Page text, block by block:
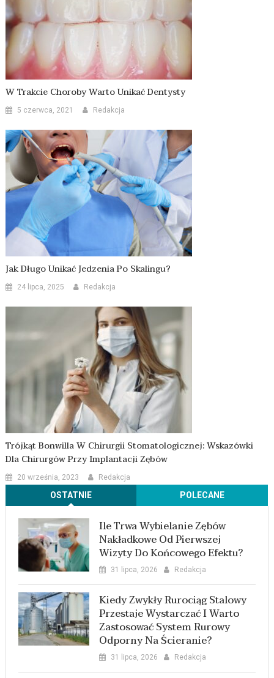
W Trakcie Choroby Warto Unikać Dentysty
5 czerwca, 2021 Redakcja
Jak Długo Unikać Jedzenia Po Skalingu?
24 lipca, 2025 Redakcja
Trójkąt Bonwilla W Chirurgii Stomatologicznej: Wskazówki
Dla Chirurgów Przy Implantacji Zębów
20 września, 2023 Redakcja
OSTATNIE POLECANE
Ile Trwa Wybielanie Zębów
Nakładkowe Od Pierwszej
Wizyty Do Końcowego Efektu?
31 lipca, 2026 Redakcja
Kiedy Zwykły Rurociąg Stalowy
Przestaje Wystarczać I Warto
Zastosować System Rurowy
Odporny Na Ścieranie?
31 lipca, 2026 Redakcja